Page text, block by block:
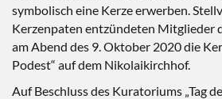
symbolisch eine Kerze erwerben.
Kerzenpaten entzündeten Mitglieder
am Abend des 9. Oktober 2020 die
Podest“ auf dem Nikolaikirchhof.
Auf Beschluss des Kuratoriums „Tag